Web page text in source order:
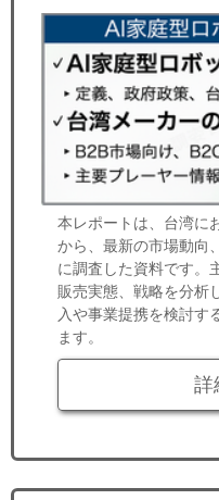
本レポートは、台湾に
から、最新の市場動向
に調査した資料です。
販売実態、戦略を分析
入や事業提携を検討す
ます。
詳